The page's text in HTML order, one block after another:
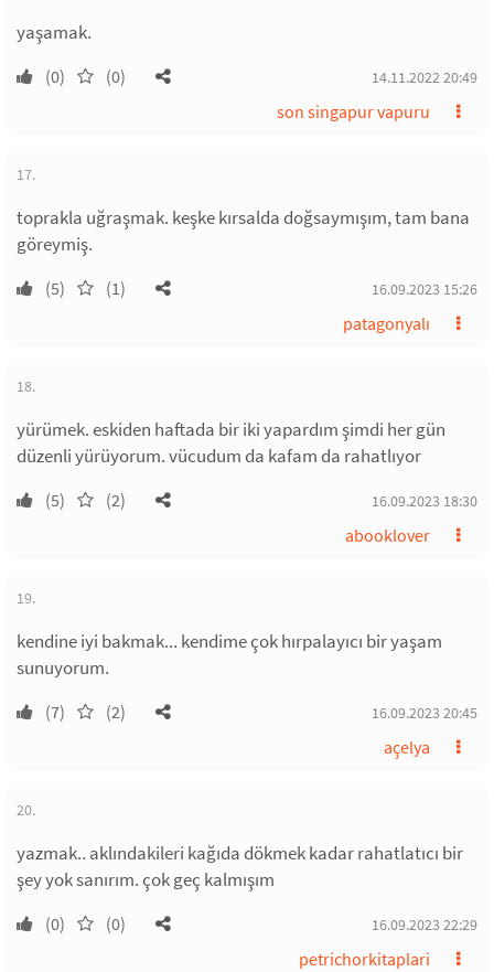
yaşamak.
(0) (0) 14.11.2022 20:49
son singapur vapuru
17.
toprakla uğraşmak. keşke kırsalda doğsaymışım, tam bana
göreymiş.
(5) (1) 16.09.2023 15:26
patagonyalı
18.
yürümek. eskiden haftada bir iki yapardım şimdi her gün
düzenli yürüyorum. vücudum da kafam da rahatlıyor
(5) (2) 16.09.2023 18:30
abooklover
19.
kendine iyi bakmak... kendime çok hırpalayıcı bir yaşam
sunuyorum.
(7) (2) 16.09.2023 20:45
açelya
20.
yazmak.. aklındakileri kağıda dökmek kadar rahatlatıcı bir
şey yok sanırım. çok geç kalmışım
(0) (0) 16.09.2023 22:29
petrichorkitaplari